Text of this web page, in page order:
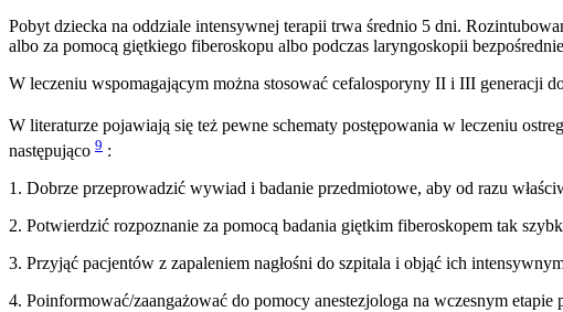
Pobyt dziecka na oddziale intensywnej terapii trwa średnio 5 dni.
albo za pomocą giętkiego fiberoskopu albo podczas laryngoskopii
W leczeniu wspomagającym można stosować cefalosporyny II i III
W literaturze pojawiają się też pewne schematy postępowania w leczeniu
następująco 9 :
1. Dobrze przeprowadzić wywiad i badanie przedmiotowe, aby od razu
2. Potwierdzić rozpoznanie za pomocą badania giętkim fiberoskopem tak
3. Przyjąć pacjentów z zapaleniem nagłośni do szpitala i objąć ich
4. Poinformować/zaangażować do pomocy anestezjologa na wczesnym etapie